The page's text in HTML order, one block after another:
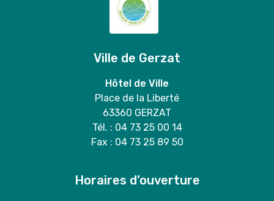
Ville de Gerzat
Hôtel de Ville
Place de la Liberté
63360 GERZAT
Tél. : 04 73 25 00 14
Fax : 04 73 25 89 50
Horaires d’ouverture